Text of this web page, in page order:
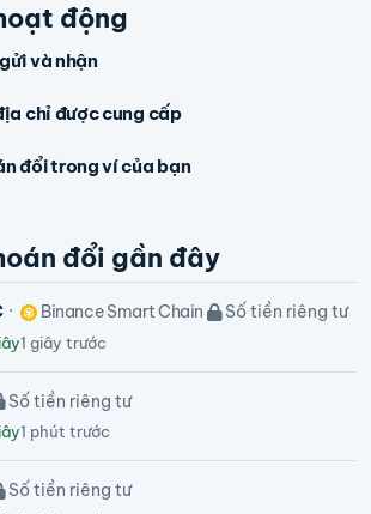
động
và nhận
chỉ được cung cấp
đổi trong ví của bạn
đổi gần đây
Binance Smart Chain Số tiền riêng tư
1 giây trước
Số tiền riêng tư
1 phút trước
Số tiền riêng tư